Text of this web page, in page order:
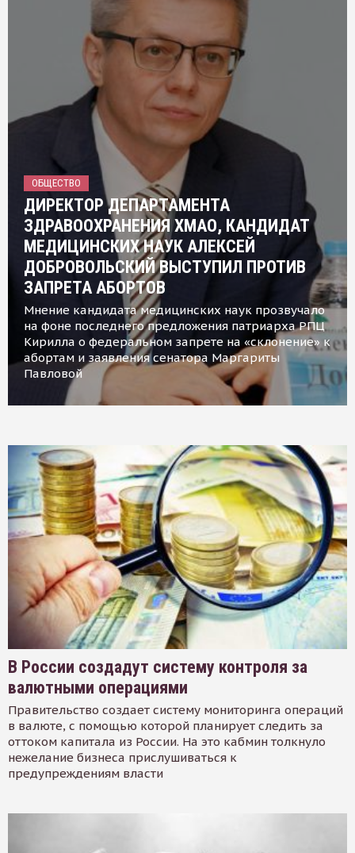
ОБЩЕСТВО
ДИРЕКТОР ДЕПАРТАМЕНТА
ЗДРАВООХРАНЕНИЯ ХМАО, КАНДИДАТ
МЕДИЦИНСКИХ НАУК АЛЕКСЕЙ
ДОБРОВОЛЬСКИЙ ВЫСТУПИЛ ПРОТИВ
ЗАПРЕТА АБОРТОВ
Мнение кандидата медицинских наук прозвучало
на фоне последнего предложения патриарха РПЦ
Кирилла о федеральном запрете на «склонение» к
абортам и заявления сенатора Маргариты
Павловой
В России создадут систему контроля за
валютными операциями
Правительство создает систему мониторинга операций
в валюте, с помощью которой планирует следить за
оттоком капитала из России. На это кабмин толкнуло
нежелание бизнеса прислушиваться к
предупреждениям власти